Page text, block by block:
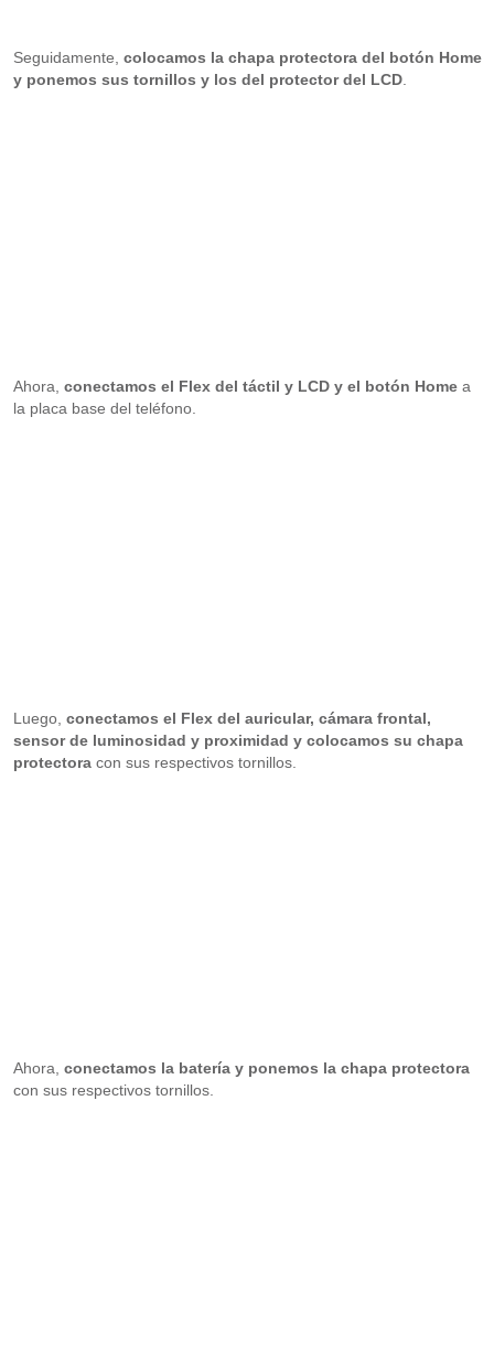
Seguidamente, colocamos la chapa protectora del botón Home
y ponemos sus tornillos y los del protector del LCD.
Ahora, conectamos el Flex del táctil y LCD y el botón Home a
la placa base del teléfono.
Luego, conectamos el Flex del auricular, cámara frontal,
sensor de luminosidad y proximidad y colocamos su chapa
protectora con sus respectivos tornillos.
Ahora, conectamos la batería y ponemos la chapa protectora
con sus respectivos tornillos.